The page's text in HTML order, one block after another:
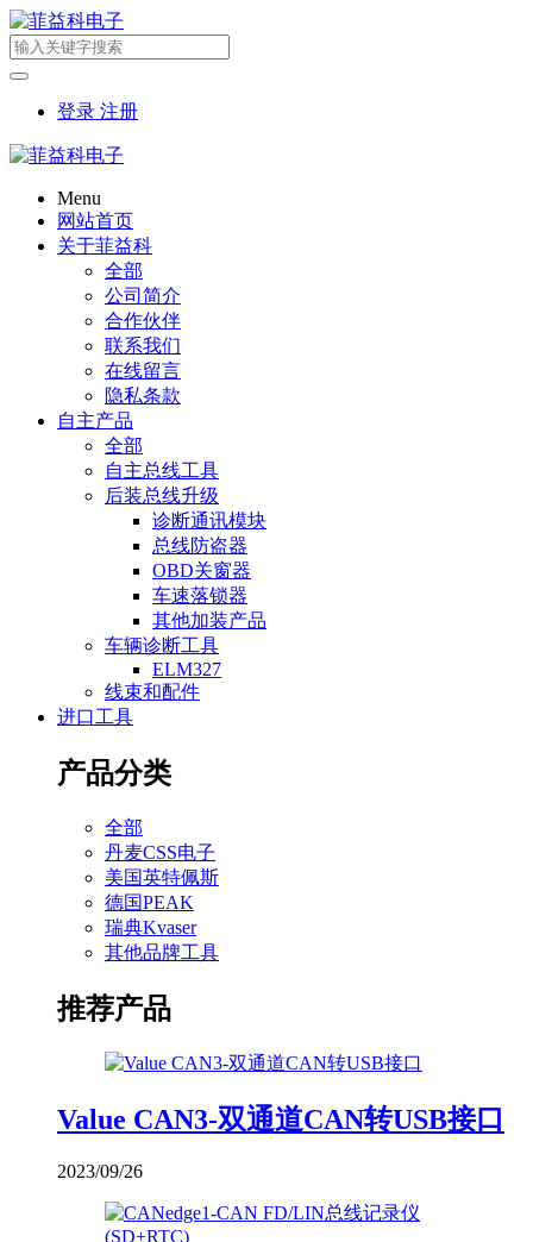
登录 注册
Menu
网站首页
关于菲益科
全部
公司简介
合作伙伴
联系我们
在线留言
隐私条款
自主产品
全部
自主总线工具
后装总线升级
诊断通讯模块
总线防盗器
OBD关窗器
车速落锁器
其他加装产品
车辆诊断工具
ELM327
线束和配件
进口工具
产品分类
全部
丹麦CSS电子
美国英特佩斯
德国PEAK
瑞典Kvaser
其他品牌工具
推荐产品
Value CAN3-双通道CAN转USB接口
2023/09/26